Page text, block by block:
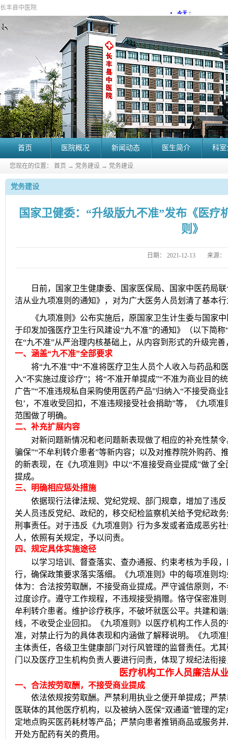
长丰县中医院
首页 医院概况 新闻动态 医生简介 科
您现在的位置： 首页 → 党务建设 → 党务建设
党务建设
国家卫健委：“升级版九不准”发布《医疗
则》
日期： 2021-12-13 来源：
日前，国家卫生健康委、国家医保局、国家中医药局
洁从业九项准则的通知》，对为广大医务人员划清了基本
《九项准则》公布实施后，原国家卫生计生委与国家
于印发加强医疗卫生行风建设“九不准”的通知》（以下简
在“九不准”从严治理内核基础上，从内容到形式的升级完
一、涵盖“九不准”全部要求
将“九不准”中“不准将医疗卫生人员个人收入与药品和
入“不实施过度诊疗”；将“不准开单提成”“不准为商业目的
广告”“不准违规私自采购使用医药产品”归纳入“不接受商业
包’，不准收受回扣，不准违规接受社会捐助”等，《九项
范围做了明确。
二、补充扩展内容
对新问题新情况和老问题新表现做了相应的补充性禁
骗保”“不牟利转介患者”等新内容；以及对推荐院外购药、
的新表现，在《九项准则》中以“不准接受商业提成”做了
提成。
三、 明确相应惩处措施
依据现行法律法规、党纪党规、部门规章，增加了违
关人员违反党纪、政纪的，移交纪检监察机关给予党纪政
刑事责任。对于违反《九项准则》行为多发或者造成恶劣
人，依照有关规定，予以问责。
四、规定具体实施途径
以学习培训、督查落实、查办通报、约束考核为手段
行，确保政策要求落实落细。
《九项准则》中的每项准则
体为：合法按劳取酬，不接受商业提成。严守诚信原则，
过度诊疗。遵守工作规程，不违规接受捐赠。恪守保密准
牟利转介患者。维护诊疗秩序，不破坏就医公平。共建和
线，不收受企业回扣。
《九项准则》以医疗机构工作人员
准，对禁止行为的具体表现和内涵做了解释说明。《九项
主体责任，各级卫生健康部门对行风管理的监督责任。尤
门以及医疗卫生机构负责人要进行问责，体现了规纪法衔
医疗机构工作人员廉洁从
一、合法按劳取酬，不接受商业提成
依法依规按劳取酬。严禁利用执业之便开单提成；严
医联体的其他医疗机构，以及被纳入医保“双通道”管理的
定地点购买医药耗材等产品；严禁向患者推销商品或服务
开处方配药有关的费用。